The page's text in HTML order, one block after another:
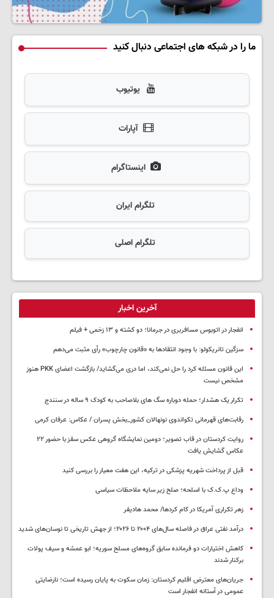
ما را در شبکه های اجتماعی دنبال کنید
یوتیوب
آپارات
اینستاگرام
تلگرام ایران
تلگرام اصلی
آخرین اخبار
انفجار در اتوبوس مسافربری در جرمانا؛ دو کشته و ۱۳ زخمی + فیلم
سزگین تانریکولو: با وجود انتقادها به «قانون چارچوب» رأی مثبت می‌دهم
این قانون مسئله کرد را حل نمی‌کند، اما دری می‌گشاید/ بازگشت اعضای PKK هنوز
مشخص نیست
تکرار یک هشدار؛ حمله دوباره سگ های بلاصاحب به کودک ۹ ساله در سنندج
رقابت‌های قهرمانی تکواندوی نونهالان کشور_بخش پسران / عکاس: عرفان کرمی
روایت کردستان در قاب تصویر؛ دومین نمایشگاه گروهی عکس سقز با حضور ۲۲
عکاس گشایش یافت
قبل از پرداخت شهریه پزشکی در ترکیه، این هفت معیار را بررسی کنید
وداع پ.ک.ک با اسلحه؛ صلح زیر سایه ملاحظات سیاسی
زهر تکراری آمریکا در کام کردها/ محمد هادیفر
درآمد نفتی عراق در فاصله سال‌های ۲۰۰۴ تا ۲۰۲۶؛ از جهش تاریخی تا نوسان‌های شدید
کاهش اختیارات دو فرمانده سابق گروه‌های مسلح سوریه؛ ابو عمشه و سیف پولات
برکنار شدند
جریان‌های معترض اقلیم کردستان: زمان سکوت به پایان رسیده است؛ نارضایتی
عمومی در آستانه انفجار است